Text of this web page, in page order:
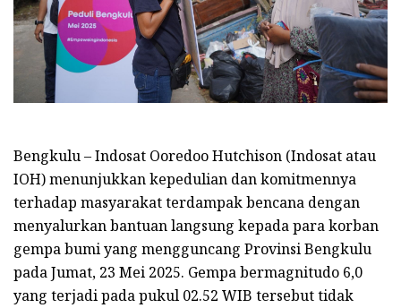
Bengkulu – Indosat Ooredoo Hutchison (Indosat atau
IOH) menunjukkan kepedulian dan komitmennya
terhadap masyarakat terdampak bencana dengan
menyalurkan bantuan langsung kepada para korban
gempa bumi yang mengguncang Provinsi Bengkulu
pada Jumat, 23 Mei 2025. Gempa bermagnitudo 6,0
yang terjadi pada pukul 02.52 WIB tersebut tidak